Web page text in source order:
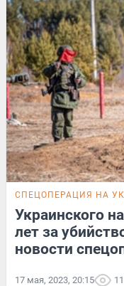
СПЕЦОПЕРАЦИЯ НА
Украинского
лет за
новости
17 мая, 2023, 20:15